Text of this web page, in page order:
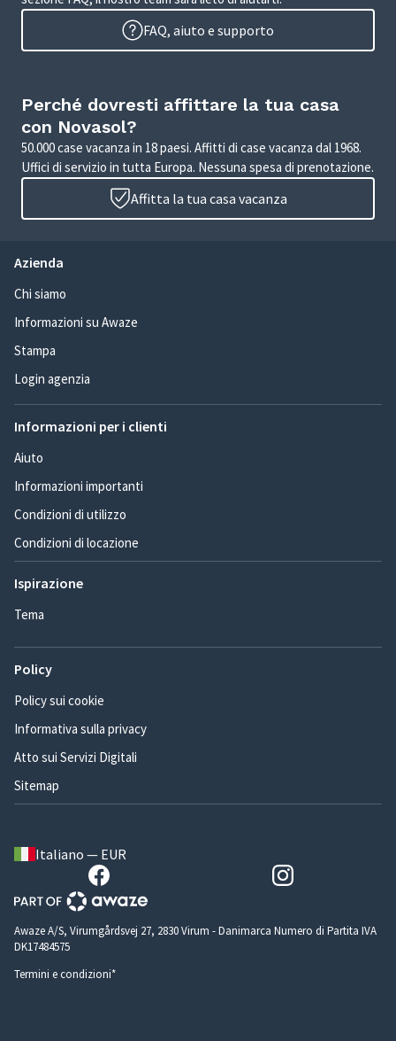
FAQ, aiuto e supporto
Perché dovresti affittare la tua casa
con Novasol?
50.000 case vacanza in 18 paesi. Affitti di case vacanza dal 1968.
Uffici di servizio in tutta Europa. Nessuna spesa di prenotazione.
Affitta la tua casa vacanza
Azienda
Chi siamo
Informazioni su Awaze
Stampa
Login agenzia
Informazioni per i clienti
Aiuto
Informazioni importanti
Condizioni di utilizzo
Condizioni di locazione
Ispirazione
Tema
Policy
Policy sui cookie
Informativa sulla privacy
Atto sui Servizi Digitali
Sitemap
Italiano — EUR
Awaze A/S, Virumgårdsvej 27, 2830 Virum - Danimarca Numero di Partita IVA
DK17484575
Termini e condizioni*